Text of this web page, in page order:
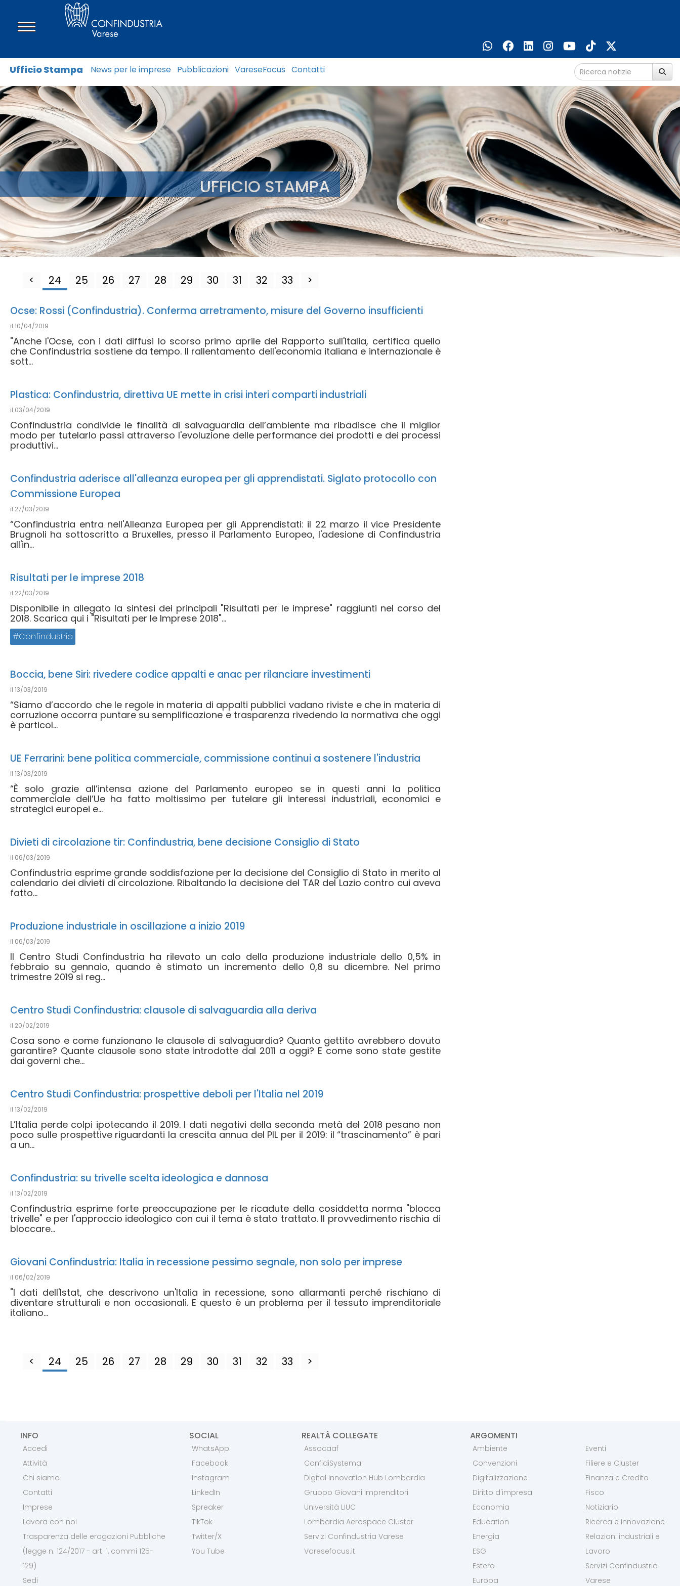
Ufficio Stampa News per le imprese Pubblicazioni VareseFocus Contatti
UFFICIO STAMPA
< 24 25 26 27 28 29 30 31 32 33 >
Ocse: Rossi (Confindustria). Conferma arretramento, misure del Governo insufficienti
il 10/04/2019
"Anche l'Ocse, con i dati diffusi lo scorso primo aprile del Rapporto sull'Italia, certifica quello
che Confindustria sostiene da tempo. Il rallentamento dell'economia italiana e internazionale è
sott...
Plastica: Confindustria, direttiva UE mette in crisi interi comparti industriali
il 03/04/2019
Confindustria condivide le finalità di salvaguardia dell’ambiente ma ribadisce che il miglior
modo per tutelarlo passi attraverso l'evoluzione delle performance dei prodotti e dei processi
produttivi...
Confindustria aderisce all'alleanza europea per gli apprendistati. Siglato protocollo con
Commissione Europea
il 27/03/2019
“Confindustria entra nell'Alleanza Europea per gli Apprendistati: il 22 marzo il vice Presidente
Brugnoli ha sottoscritto a Bruxelles, presso il Parlamento Europeo, l'adesione di Confindustria
all'in...
Risultati per le imprese 2018
il 22/03/2019
Disponibile in allegato la sintesi dei principali "Risultati per le imprese" raggiunti nel corso del
2018. Scarica qui i "Risultati per le Imprese 2018"...
Confindustria
Boccia, bene Siri: rivedere codice appalti e anac per rilanciare investimenti
il 13/03/2019
“Siamo d’accordo che le regole in materia di appalti pubblici vadano riviste e che in materia di
corruzione occorra puntare su semplificazione e trasparenza rivedendo la normativa che oggi
è particol...
UE Ferrarini: bene politica commerciale, commissione continui a sostenere l'industria
il 13/03/2019
“È solo grazie all’intensa azione del Parlamento europeo se in questi anni la politica
commerciale dell’Ue ha fatto moltissimo per tutelare gli interessi industriali, economici e
strategici europei e...
Divieti di circolazione tir: Confindustria, bene decisione Consiglio di Stato
il 06/03/2019
Confindustria esprime grande soddisfazione per la decisione del Consiglio di Stato in merito al
calendario dei divieti di circolazione. Ribaltando la decisione del TAR del Lazio contro cui aveva
fatto...
Produzione industriale in oscillazione a inizio 2019
il 06/03/2019
Il Centro Studi Confindustria ha rilevato un calo della produzione industriale dello 0,5% in
febbraio su gennaio, quando è stimato un incremento dello 0,8 su dicembre. Nel primo
trimestre 2019 si reg...
Centro Studi Confindustria: clausole di salvaguardia alla deriva
il 20/02/2019
Cosa sono e come funzionano le clausole di salvaguardia? Quanto gettito avrebbero dovuto
garantire? Quante clausole sono state introdotte dal 2011 a oggi? E come sono state gestite
dai governi che...
Centro Studi Confindustria: prospettive deboli per l'Italia nel 2019
il 13/02/2019
L’Italia perde colpi ipotecando il 2019. I dati negativi della seconda metà del 2018 pesano non
poco sulle prospettive riguardanti la crescita annua del PIL per il 2019: il “trascinamento” è pari
a un...
Confindustria: su trivelle scelta ideologica e dannosa
il 13/02/2019
Confindustria esprime forte preoccupazione per le ricadute della cosiddetta norma "blocca
trivelle" e per l'approccio ideologico con cui il tema è stato trattato. Il provvedimento rischia di
bloccare...
Giovani Confindustria: Italia in recessione pessimo segnale, non solo per imprese
il 06/02/2019
"I dati dell'Istat, che descrivono un'Italia in recessione, sono allarmanti perché rischiano di
diventare strutturali e non occasionali. E questo è un problema per il tessuto imprenditoriale
italiano...
< 24 25 26 27 28 29 30 31 32 33 >
INFO
Accedi
Attività
Chi siamo
Contatti
Imprese
Lavora con noi
Trasparenza delle erogazioni Pubbliche
(legge n. 124/2017 - art. 1, commi 125-
129)
Sedi
SOCIAL
WhatsApp
Facebook
Instagram
LinkedIn
Spreaker
TikTok
Twitter/X
You Tube
REALTÀ COLLEGATE
Assocaaf
ConfidiSystema!
Digital Innovation Hub Lombardia
Gruppo Giovani Imprenditori
Università LIUC
Lombardia Aerospace Cluster
Servizi Confindustria Varese
Varesefocus.it
ARGOMENTI
Ambiente
Convenzioni
Digitalizzazione
Diritto d'impresa
Economia
Education
Energia
ESG
Estero
Europa
Eventi
Filiere e Cluster
Finanza e Credito
Fisco
Notiziario
Ricerca e Innovazione
Relazioni industriali e
Lavoro
Servizi Confindustria
Varese